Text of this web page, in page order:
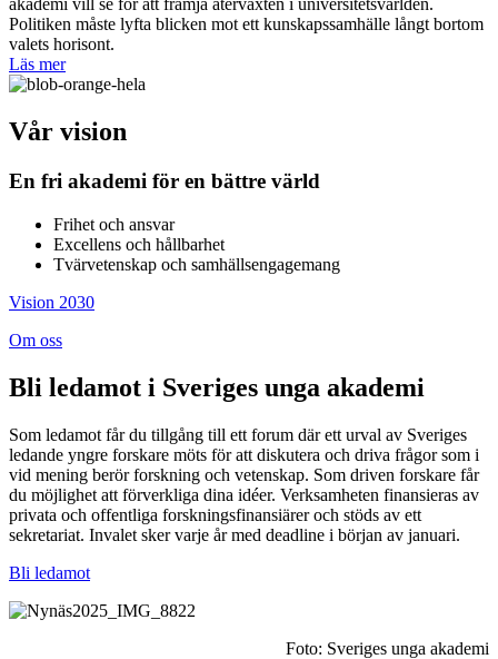
akademi vill se för att främja återväxten i universitetsvärlden.
Politiken måste lyfta blicken mot ett kunskapssamhälle långt bortom
valets horisont.
Läs mer
Vår vision
En fri akademi för en bättre värld
Frihet och ansvar
Excellens och hållbarhet
Tvärvetenskap och samhällsengagemang
Vision 2030
Om oss
Bli ledamot i Sveriges unga akademi
Som ledamot får du tillgång till ett forum där ett urval av Sveriges
ledande yngre forskare möts för att diskutera och driva frågor som i
vid mening berör forskning och vetenskap. Som driven forskare får
du möjlighet att förverkliga dina idéer. Verksamheten finansieras av
privata och offentliga forskningsfinansiärer och stöds av ett
sekretariat. Invalet sker varje år med deadline i början av januari.
Bli ledamot
Foto: Sveriges unga akademi